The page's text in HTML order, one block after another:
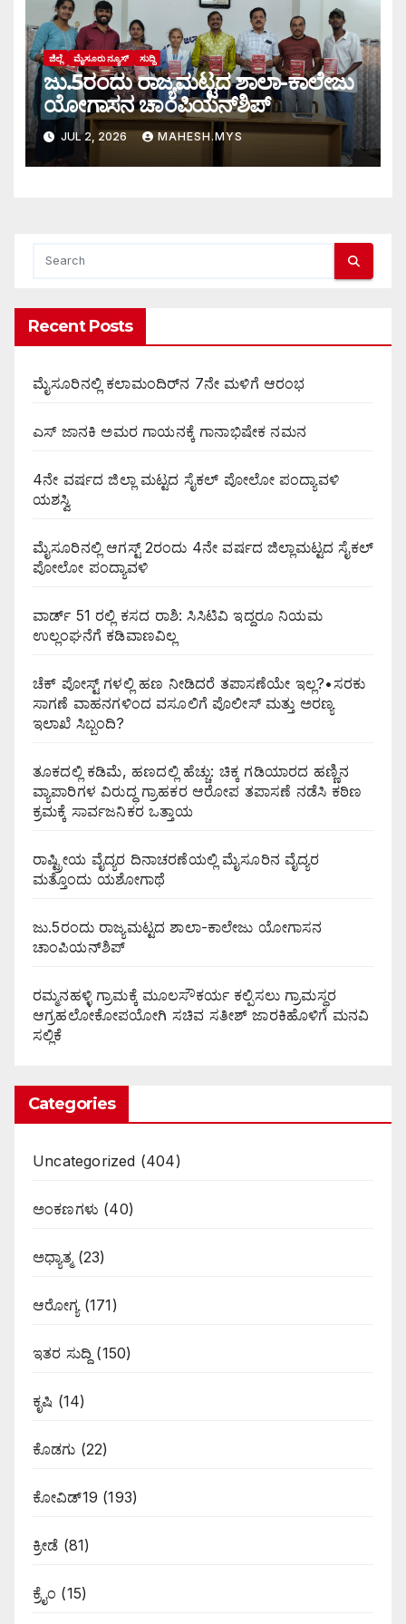
ಜಿಲ್ಲೆ ಮೈಸೂರು ನ್ಯೂಸ್ ಸುದ್ದಿ
ಜು.5ರಂದು ರಾಜ್ಯಮಟ್ಟದ ಶಾಲಾ-ಕಾಲೇಜು
ಯೋಗಾಸನ ಚಾಂಪಿಯನ್‌ಶಿಪ್
JUL 2, 2026 MAHESH.MYS
Recent Posts
ಮೈಸೂರಿನಲ್ಲಿ ಕಲಾಮಂದಿರ್‌ನ 7ನೇ ಮಳಿಗೆ ಆರಂಭ
ಎಸ್ ಜಾನಕಿ ಅಮರ ಗಾಯನಕ್ಕೆ ಗಾನಾಭಿಷೇಕ ನಮನ
4ನೇ ವರ್ಷದ ಜಿಲ್ಲಾ ಮಟ್ಟದ ಸೈಕಲ್ ಪೋಲೋ ಪಂದ್ಯಾವಳಿ
ಯಶಸ್ವಿ
ಮೈಸೂರಿನಲ್ಲಿ ಆಗಸ್ಟ್‌ 2ರಂದು 4ನೇ ವರ್ಷದ ಜಿಲ್ಲಾಮಟ್ಟದ ಸೈಕಲ್
ಪೋಲೋ ಪಂದ್ಯಾವಳಿ
ವಾರ್ಡ್ 51 ರಲ್ಲಿ ಕಸದ ರಾಶಿ: ಸಿಸಿಟಿವಿ ಇದ್ದರೂ ನಿಯಮ
ಉಲ್ಲಂಘನೆಗೆ ಕಡಿವಾಣವಿಲ್ಲ
ಚೆಕ್ ಪೋಸ್ಟ್ ಗಳಲ್ಲಿ ಹಣ ನೀಡಿದರೆ ತಪಾಸಣೆಯೇ ಇಲ್ಲ?•ಸರಕು
ಸಾಗಣೆ ವಾಹನಗಳಿಂದ ವಸೂಲಿಗೆ ಪೊಲೀಸ್ ಮತ್ತು ಅರಣ್ಯ
ಇಲಾಖೆ ಸಿಬ್ಬಂದಿ?
ತೂಕದಲ್ಲಿ ಕಡಿಮೆ, ಹಣದಲ್ಲಿ ಹೆಚ್ಚು: ಚಿಕ್ಕ ಗಡಿಯಾರದ ಹಣ್ಣಿನ
ವ್ಯಾಪಾರಿಗಳ ವಿರುದ್ಧ ಗ್ರಾಹಕರ ಆರೋಪ ತಪಾಸಣೆ ನಡೆಸಿ ಕಠಿಣ
ಕ್ರಮಕ್ಕೆ ಸಾರ್ವಜನಿಕರ ಒತ್ತಾಯ
ರಾಷ್ಟ್ರೀಯ ವೈದ್ಯರ ದಿನಾಚರಣೆಯಲ್ಲಿ ಮೈಸೂರಿನ ವೈದ್ಯರ
ಮತ್ತೊಂದು ಯಶೋಗಾಥೆ
ಜು.5ರಂದು ರಾಜ್ಯಮಟ್ಟದ ಶಾಲಾ-ಕಾಲೇಜು ಯೋಗಾಸನ
ಚಾಂಪಿಯನ್‌ಶಿಪ್
ರಮ್ಮನಹಳ್ಳಿ ಗ್ರಾಮಕ್ಕೆ ಮೂಲಸೌಕರ್ಯ ಕಲ್ಪಿಸಲು ಗ್ರಾಮಸ್ಥರ
ಆಗ್ರಹಲೋಕೋಪಯೋಗಿ ಸಚಿವ ಸತೀಶ್ ಜಾರಕಿಹೊಳಿಗೆ ಮನವಿ
ಸಲ್ಲಿಕೆ
Categories
Uncategorized (404)
ಅಂಕಣಗಳು (40)
ಅಧ್ಯಾತ್ಮ(23)
ಆರೋಗ್ಯ(171)
ಇತರ ಸುದ್ದಿ (150)
ಕೃಷಿ (14)
ಕೊಡಗು (22)
ಕೋವಿಡ್19 (193)
ಕ್ರೀಡೆ (81)
ಕ್ರೈಂ (15)